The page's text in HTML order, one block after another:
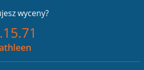
wyceny?